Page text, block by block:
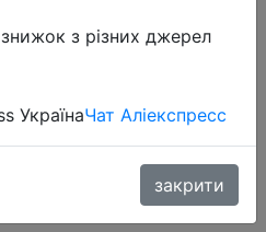
"XM10"
з різних джерел
УкраїнаЧат Аліекспресс
закрити